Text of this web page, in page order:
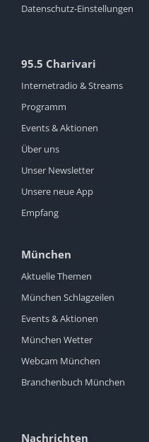
Datenschutz-Einstellungen
95.5 Charivari
Internetradio & Streams
Programm
Events & Aktionen
Über uns
Unser Newsletter
Unsere neue App
Empfang
München
Aktuelle Themen
München Schlagzeilen
Events & Aktionen
München Wetter
Webcam München
Branchenbuch München
Nachrichten